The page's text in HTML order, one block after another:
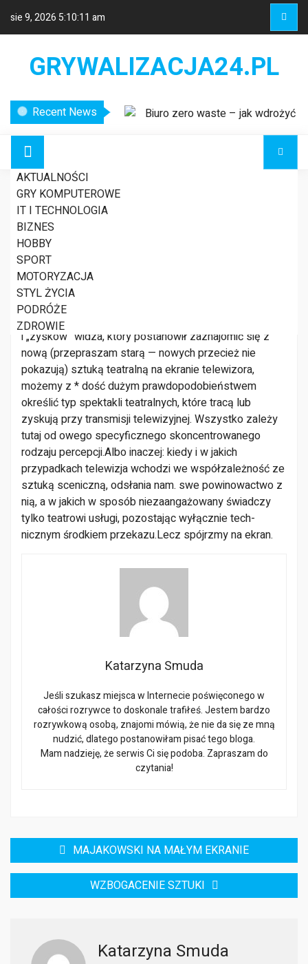
sie 9, 2026 5:10:11 am
GRYWALIZACJA24.PL
Recent News
Biuro zero waste – jak wdrożyć
AKTUALNOŚCI
GRY KOMPUTEROWE
IT I TECHNOLOGIA
BIZNES
HOBBY
SPORT
MOTORYZACJA
STYL ŻYCIA
PODRÓŻE
ZDROWIE
EMOCJONALNY
BILANS
AKTUALNOŚCI
A więc po sporządzeniu bilansu emocjonalnego „strat”,
i „zysków” widza, który postanowił za­znajomić się z
nową (przepraszam starą — no­wych przecież nie
pokazują) sztuką teatralną na ekranie telewizora,
możemy z * dość dużym praw­dopodobieństwem
określić typ spektakli teatral­nych, które tracą lub
zyskują przy transmisji te­lewizyjnej. Wszystko zależy
tutaj od owego specy­ficznego skoncentrowanego
rodzaju percepcji.Albo inaczej: kiedy i w jakich
przypadkach te­lewizja wchodzi we współzależność ze
sztuką sce­niczną, odsłania nam. swe powinowactwo z
nią, a w jakich w sposób niezaangażowany świadczy
tylko teatrowi usługi, pozostając wyłącznie tech­
nicznym środkiem przekazu.Lecz spójrzmy na ekran.
Katarzyna Smuda
Jeśli szukasz miejsca w Internecie poświęconego w
całości rozrywce to doskonale trafiłeś. Jestem bardzo
rozrywkową osobą, znajomi mówią, że nie da się ze mną
nudzić, dlatego postanowiłam pisać tego bloga.
Mam nadzieję, że serwis Ci się podoba. Zapraszam do
czytania!
wpisu
MAJAKOWSKI NA MAŁYM EKRANIE
WZBOGACENIE SZTUKI
Katarzyna Smuda